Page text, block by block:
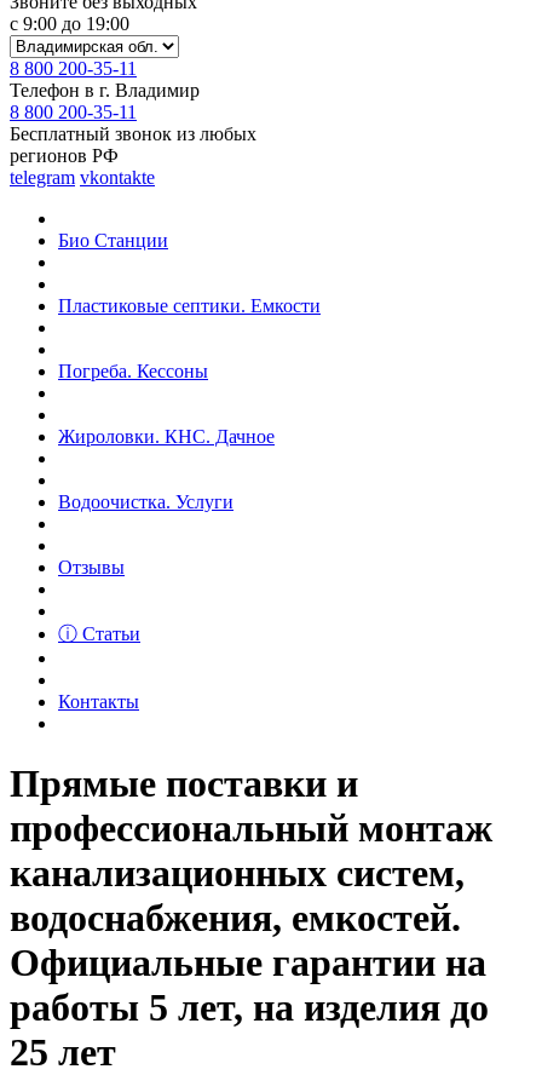
с 9:00 до 19:00
8 800 200-35-11
Телефон в г. Владимир
8 800 200-35-11
Бесплатный звонок из любых
регионов РФ
telegram vkontakte
Био Станции
Пластиковые септики. Емкости
Погреба. Кессоны
Жироловки. КНС. Дачное
Водоочистка. Услуги
Отзывы
ⓘ Статьи
Контакты
Прямые поставки и
профессиональный монтаж
канализационных систем,
водоснабжения, емкостей.
Официальные гарантии на
работы 5 лет, на изделия до
25 лет